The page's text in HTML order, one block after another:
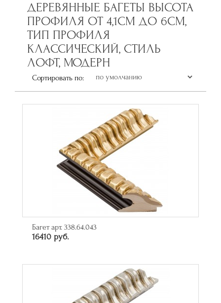
ДЕРЕВЯННЫЕ БАГЕТЫ ВЫСОТА
ПРОФИЛЯ ОТ 4,1СМ ДО 6СМ,
ТИП ПРОФИЛЯ
КЛАССИЧЕСКИЙ, СТИЛЬ
ЛОФТ, МОДЕРН
Сортировать по:
Багет арт. 338.64.043
16410 руб.